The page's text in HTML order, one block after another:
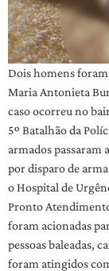
Dois homens foram
Maria Antonieta
caso ocorreu no
5º Batalhão da
armados
por disparo de
o Hospital de
Pronto
foram acionadas
pessoas baleadas,
foram atingidos